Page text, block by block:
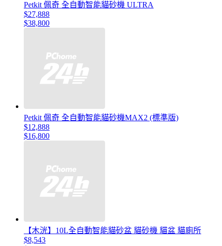
Petkit 佩奇 全自動智能貓砂機 ULTRA
$27,888
$38,800
Petkit 佩奇 全自動智能貓砂機MAX2 (標準版)
$12,888
$16,800
【木洸】10L全自動智能貓砂盆 貓砂機 貓盆 貓廁所
$8,543